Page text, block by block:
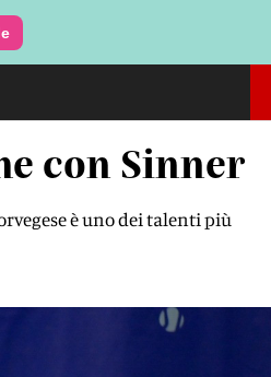
con Sinner
è uno dei talenti più